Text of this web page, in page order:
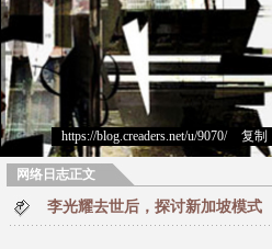
https://blog.creaders.net/u/9070/> 复制
网络日志正文
李光耀去世后，探讨新加坡模式